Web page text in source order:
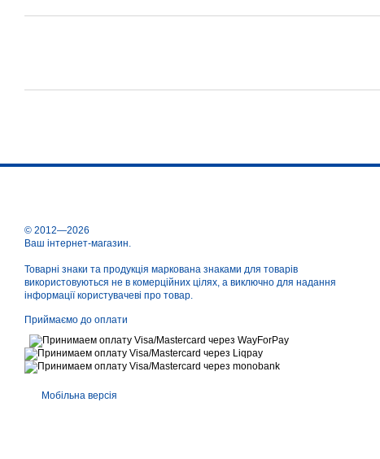
© 2012—2026
Ваш інтернет-магазин.
Товарні знаки та продукція маркована знаками для товарів
використовуються не в комерційних цілях, а виключно для надання
інформації користувачеві про товар.
Приймаємо до оплати
Мобільна версія